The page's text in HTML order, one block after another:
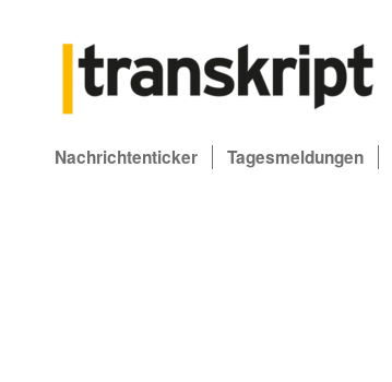
Nachrichtenticker Tagesmeldungen